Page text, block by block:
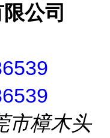
公司
市樟木头